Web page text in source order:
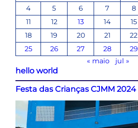
a
4
5 6 7 8
11
12 13 14 15
18
19 20 21 22
25
26 27 28 29
« maio
jul »
hello world
Festa das Crianças CJMM 2024